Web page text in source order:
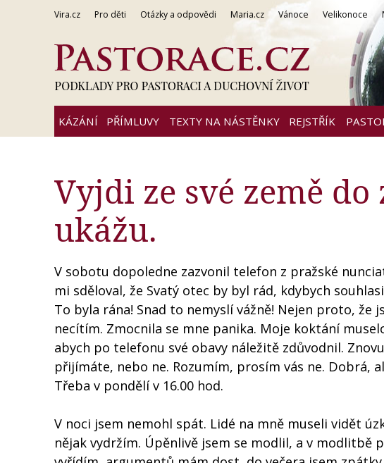
Vira.cz Pro děti Otázky a odpovědi Maria.cz Vánoce Velikonoce
KÁZÁNÍ PŘÍMLUVY TEXTY NA NÁSTĚNKY REJSTŘÍK
Vyjdi ze své země
ukážu.
V sobotu dopoledne zazvonil telefon z pražské
mi sděloval, že Svatý otec by byl rád, kdybych
To byla rána! Snad to nemyslí vážně! Nejen proto, že
necítím. Zmocnila se mne panika. Moje koktání
abych po telefonu své obavy náležitě zdůvodnil.
přijímáte, nebo ne. Rozumím, prosím vás ne. Dobrá,
Třeba v pondělí v 16.00 hod.
V noci jsem nemohl spát. Lidé na mně museli vidět
nějak vydržím. Úpěnlivě jsem se modlil, a v modlitbě